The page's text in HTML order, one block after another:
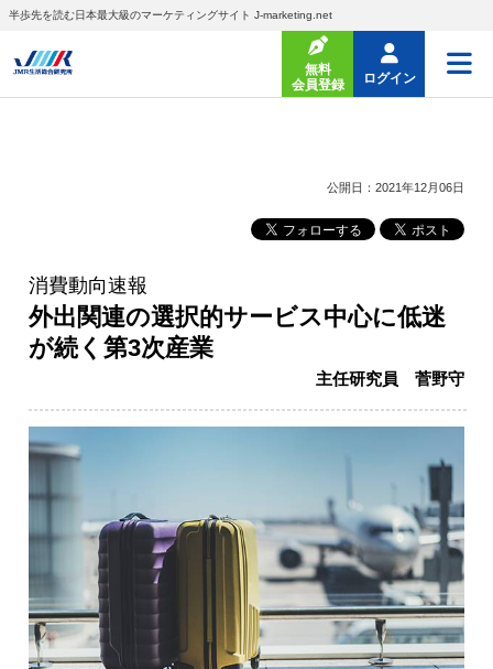
半歩先を読む日本最大級のマーケティングサイト J-marketing.net
無料
会員登録
ログイン
公開日：2021年12月06日
消費動向速報
外出関連の選択的サービス中心に低迷
が続く第3次産業
主任研究員 菅野守